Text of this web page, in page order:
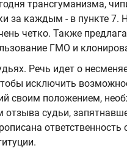
трансгуманизма,
за каждым - в пункте 7.
четко. Также
ГМО и
Речь идет о
исключить
своим положением,
отзыва судьи,
ответственность